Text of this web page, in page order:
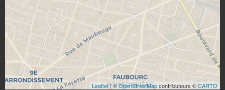
Leaflet| ©OpenStreetMapcontributeurs ©CARTO